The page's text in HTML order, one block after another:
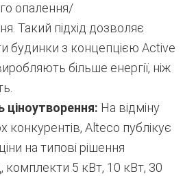
опалення/
Такий підхід дозволяє
будинки з концепцією Active
більше енергії, ніж
ціноутворення: На відміну
конкурентів, Alteco публікує
на типові рішення
комплекти 5 кВт, 10 кВт, 30